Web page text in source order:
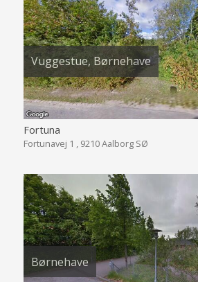
Vuggestue, Børnehave
Fortuna
Fortunavej 1 , 9210 Aalborg SØ
Børnehave